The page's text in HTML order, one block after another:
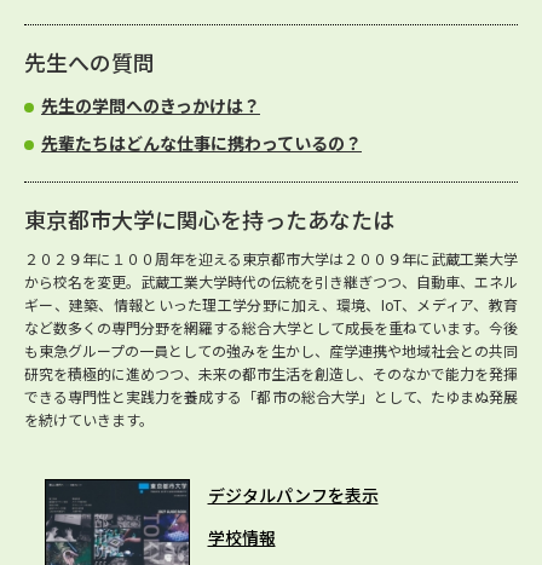
先生への質問
先生の学問へのきっかけは？
先輩たちはどんな仕事に携わっているの？
東京都市大学に関心を持ったあなたは
２０２９年に１００周年を迎える東京都市大学は２００９年に武蔵工業大学
から校名を変更。武蔵工業大学時代の伝統を引き継ぎつつ、自動車、エネル
ギー、建築、情報といった理工学分野に加え、環境、IoT、メディア、教育
など数多くの専門分野を網羅する総合大学として成長を重ねています。今後
も東急グループの一員としての強みを生かし、産学連携や地域社会との共同
研究を積極的に進めつつ、未来の都市生活を創造し、そのなかで能力を発揮
できる専門性と実践力を養成する「都市の総合大学」として、たゆまぬ発展
を続けていきます。
デジタルパンフを表示
学校情報